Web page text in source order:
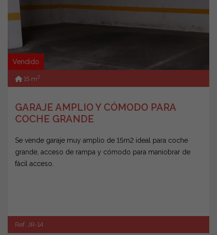
Vendido
15 m2
GARAJE AMPLIO Y CÓMODO PARA
COCHE GRANDE
Se vende garaje muy amplio de 15m2 ideal para coche
grande, acceso de rampa y cómodo para maniobrar de
fácil acceso.
Ref. JR-14